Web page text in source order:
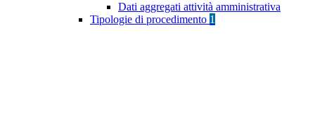
Dati aggregati attività amministrativa
Tipologie di procedimento 1